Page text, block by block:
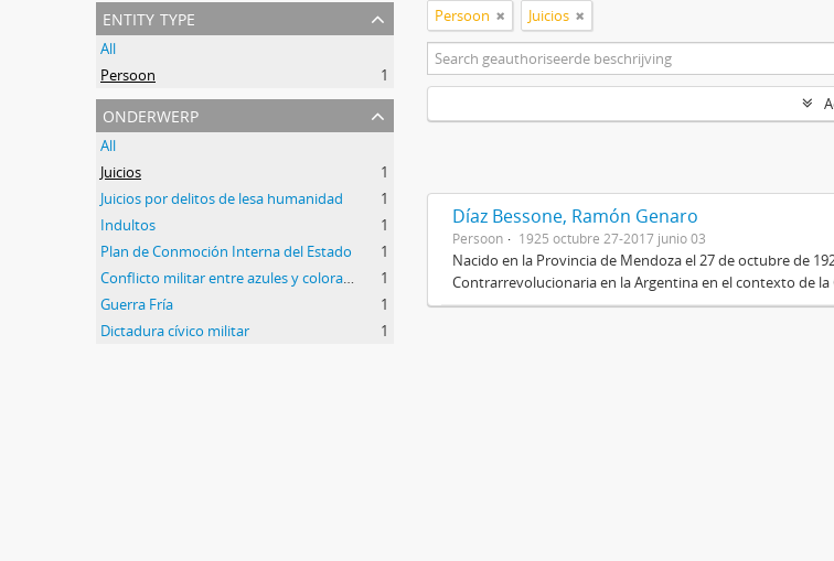
entity type
All
Persoon
1
onderwerp
All
Juicios
1
Juicios por delitos de lesa humanidad
1
Indultos
1
Plan de Conmoción Interna del Estado
1
1
Guerra Fría
1
Dictadura cívico militar
1
Persoon Juicios
Díaz Bessone, Ramón Genaro
Persoon 1925 octubre 27-2017 junio 03
Nacido en la Provincia de Mendoza el 27 de octubre de
Contrarrevolucionaria en la Argentina en el contexto de